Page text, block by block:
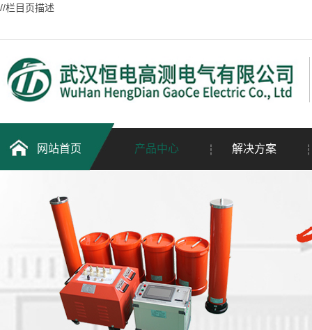
//栏目页描述
网站首页 产品中心 解决方案